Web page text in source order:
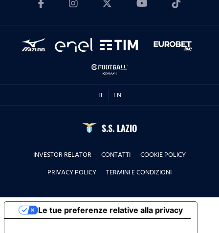
IT EN
S.S. LAZIO
INVESTOR RELATOR CONTATTI
COOKIE POLICY
PRIVACY POLICY
TERMINI E CONDIZIONI
Le tue preferenze relative alla privacy